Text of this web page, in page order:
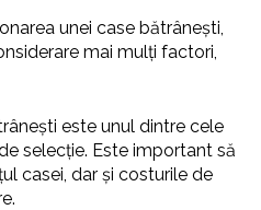
unei case bătrânești,
mai mulți factori,
este unul dintre cele
selecție. Este important să
casei, dar și costurile de